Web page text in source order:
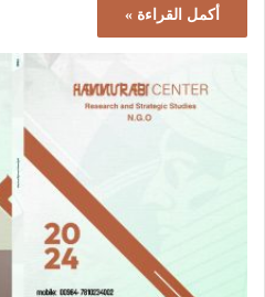
أكمل القراءة »